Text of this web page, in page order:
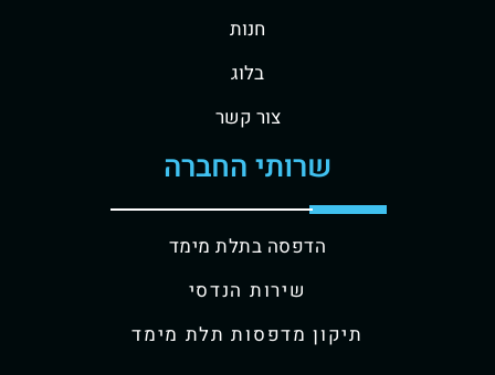
חנות
בלוג
צור קשר
שרותי החברה
הדפסה בתלת מימד
שירות הנדסי
תיקון מדפסות תלת מימד